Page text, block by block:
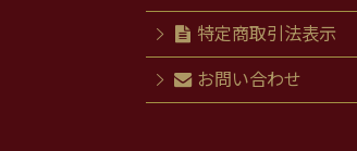
特定商取引法表示
お問い合わせ